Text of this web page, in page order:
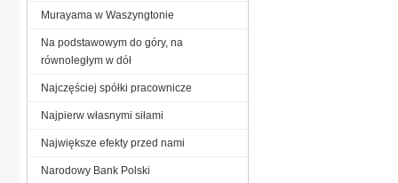
Murayama w Waszyngtonie
Na podstawowym do góry, na
równoległym w dół
Najczęściej spółki pracownicze
Najpierw własnymi siłami
Największe efekty przed nami
Narodowy Bank Polski